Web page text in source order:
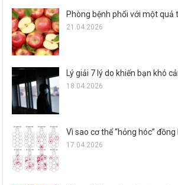
Phòng bệnh phổi với một quả
21.04.2026
Lý giải 7 lý do khiến bạn khó
18.04.2026
Vì sao cơ thể “hỏng hóc”
17.04.2026